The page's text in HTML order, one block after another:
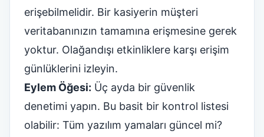
erişebilmelidir. Bir kasiyerin müşteri
veritabanınızın tamamına erişmesine gerek
yoktur. Olağandışı etkinliklere karşı erişim
günlüklerini izleyin.
Eylem Öğesi: Üç ayda bir güvenlik
denetimi yapın. Bu basit bir kontrol listesi
olabilir: Tüm yazılım yamaları güncel mi?